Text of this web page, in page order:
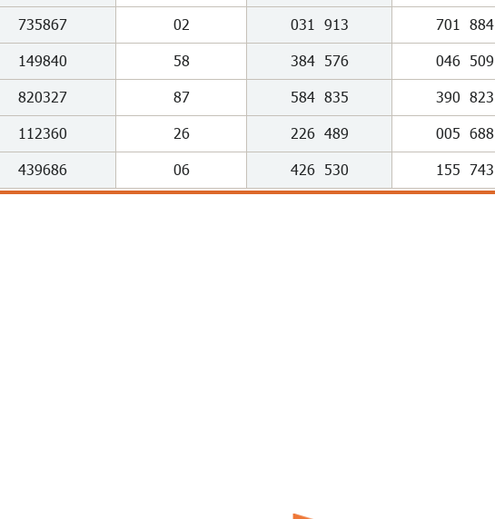
735867 02 031 913 701
884
149840 58 384 576 046 509
820327 87 584 835 390 823
112360 26 226 489 005 688
439686 06 426 530 155 743